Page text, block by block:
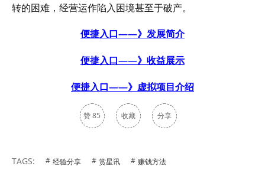
转的困难，经营运作陷入困境甚至于破产。
便捷入口——》发展简介
便捷入口——》收益展示
便捷入口——》虚拟项目介绍
赞85 收藏 分享
TAGS: 经验分享 赏星讯 赚钱方法